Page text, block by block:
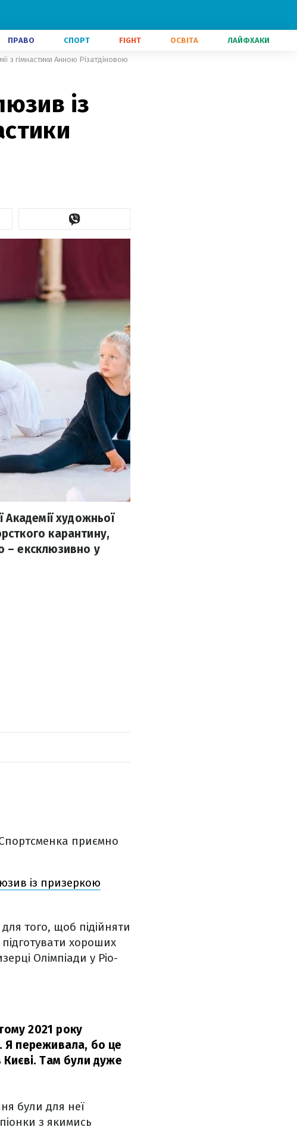
ПРАВО СПОРТ FIGHT ОСВІТА ЛАЙФХАКИ
з гімнастики Анною Різатдіновою
із
Академії художньої
карантину,
– ексклюзивно у
Спортсменка приємно
із призеркою
того, щоб підійняти
хороших
Олімпіади у Ріо-
2021 року
Я переживала, бо це
Києві. Там були дуже
були для неї
з якимись